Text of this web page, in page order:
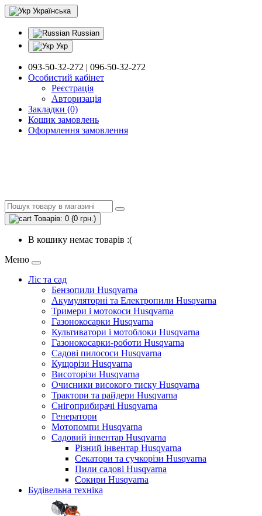
Українська
Russian
Укр
093-50-32-272 | 096-50-32-272
Особистий кабінет
Реєстрація
Авторизація
Закладки (0)
Кошик замовлень
Оформлення замовлення
Товарів: 0 (0 грн.)
В кошику немає товарів :(
Меню
Ліс та сад
Бензопили Husqvarna
Акумуляторні та Електропили Husqvarna
Тримери і мотокоси Husqvarna
Газонокосарки Husqvarna
Культиватори і мотоблоки Husqvarna
Газонокосарки-роботи Husqvarna
Садові пилососи Husqvarna
Кущорізи Husqvarna
Висоторізи Husqvarna
Очисники високого тиску Husqvarna
Трактори та райдери Husqvarna
Снігоприбирачі Husqvarna
Генератори
Мотопомпи Husqvarna
Садовий інвентар Husqvarna
Різний інвентар Husqvarna
Секатори та сучкорізи Husqvarna
Пили садові Husqvarna
Сокири Husqvarna
Будівельна техніка